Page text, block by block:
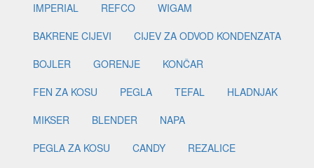
IMPERIAL
REFCO
WIGAM
BAKRENE CIJEVI
CIJEV ZA ODVOD KONDENZATA
BOJLER
GORENJE
KONČAR
FEN ZA KOSU
PEGLA TEFAL
HLADNJAK
MIKSER
BLENDER
NAPA
PEGLA ZA KOSU
CANDY
REZALICE